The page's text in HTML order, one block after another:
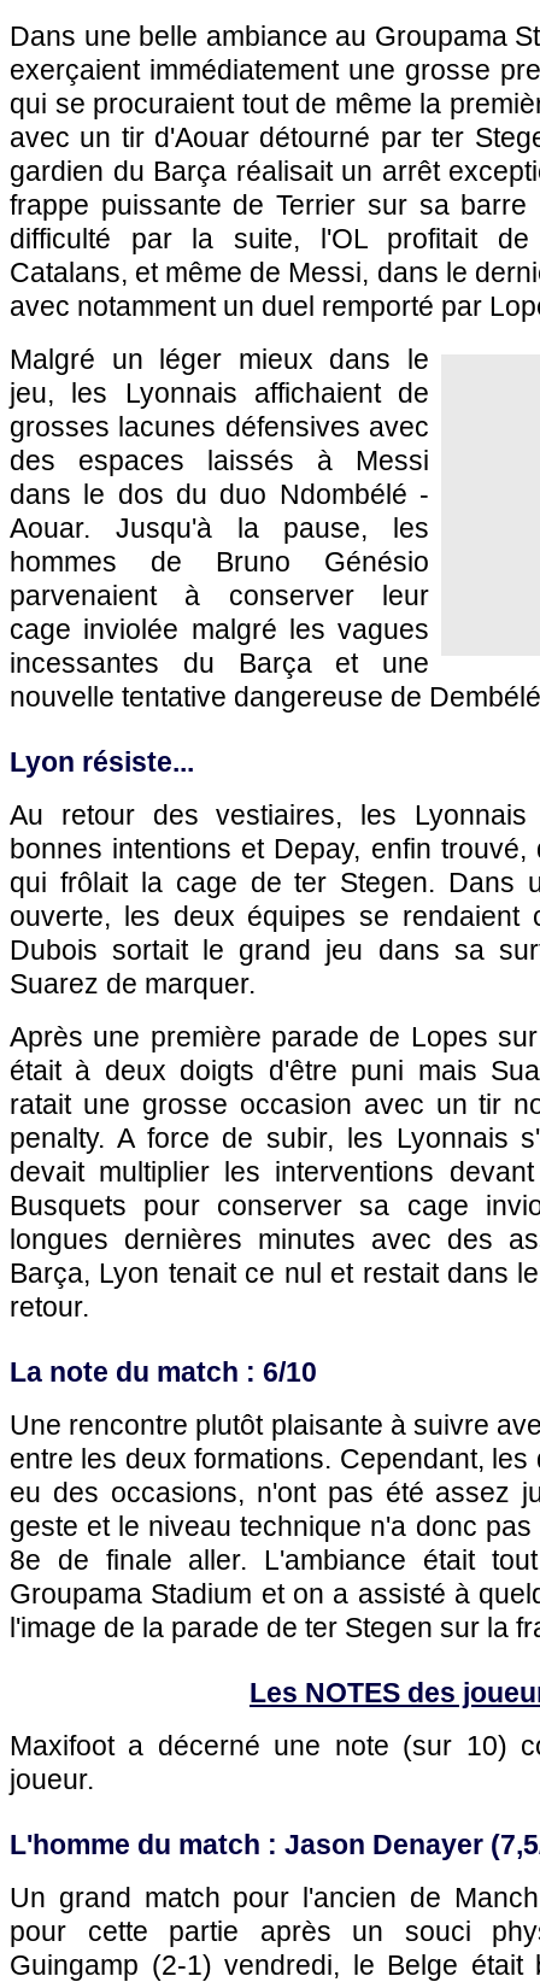
Dans une belle ambiance au Groupama
exerçaient immédiatement une grosse
qui se procuraient tout de même la
avec un tir d'Aouar détourné par ter
gardien du Barça réalisait un arrêt
frappe puissante de Terrier sur sa
difficulté par la suite, l'OL profitait
Catalans, et même de Messi, dans le
avec notamment un duel remporté par
Malgré un léger mieux dans le
jeu, les Lyonnais affichaient de
grosses lacunes défensives avec
des espaces laissés à Messi
dans le dos du duo Ndombélé -
Aouar. Jusqu'à la pause, les
hommes de Bruno Génésio
parvenaient à conserver leur
cage inviolée malgré les vagues
incessantes du Barça et une
nouvelle tentative dangereuse de
Lyon résiste...
Au retour des vestiaires, les
bonnes intentions et Depay, enfin
qui frôlait la cage de ter Stegen. Dans
ouverte, les deux équipes se rendaient
Dubois sortait le grand jeu dans sa
Suarez de marquer.
Après une première parade de Lopes
était à deux doigts d'être puni mais
ratait une grosse occasion avec un tir
penalty. A force de subir, les Lyonnais
devait multiplier les interventions
Busquets pour conserver sa cage
longues dernières minutes avec des
Barça, Lyon tenait ce nul et restait dans
retour.
La note du match : 6/10
Une rencontre plutôt plaisante à suivre
entre les deux formations. Cependant,
eu des occasions, n'ont pas été assez
geste et le niveau technique n'a donc
8e de finale aller. L'ambiance était
Groupama Stadium et on a assisté à
l'image de la parade de ter Stegen sur la
Les NOTES des
Maxifoot a décerné une note (sur 10)
joueur.
L'homme du match : Jason Denayer
Un grand match pour l'ancien de
pour cette partie après un souci
Guingamp (2-1) vendredi, le Belge était